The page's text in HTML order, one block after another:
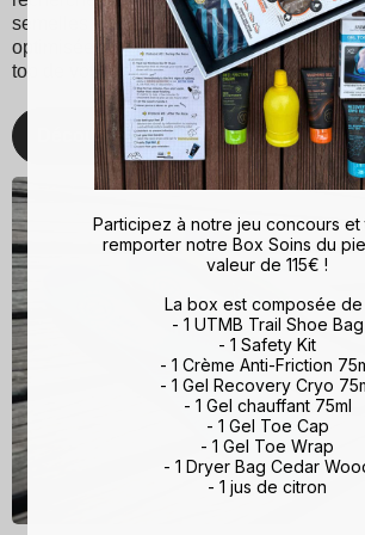
semelles Sidas pour une expérience de
optimisée. Avec Sidas, prenez soin de
top de votre forme, quelle que soit
Découvrez
Participez à notre jeu concours
remporter notre Box Soins du
valeur de 115€ !
La box est composée de
- 1 UTMB Trail Shoe Bag
- 1 Safety Kit
- 1 Crème Anti-Friction
- 1 Gel Recovery Cryo
- 1 Gel chauffant 75ml
- 1 Gel Toe Cap
- 1 Gel Toe Wrap
- 1 Dryer Bag Cedar
- 1 jus de citron